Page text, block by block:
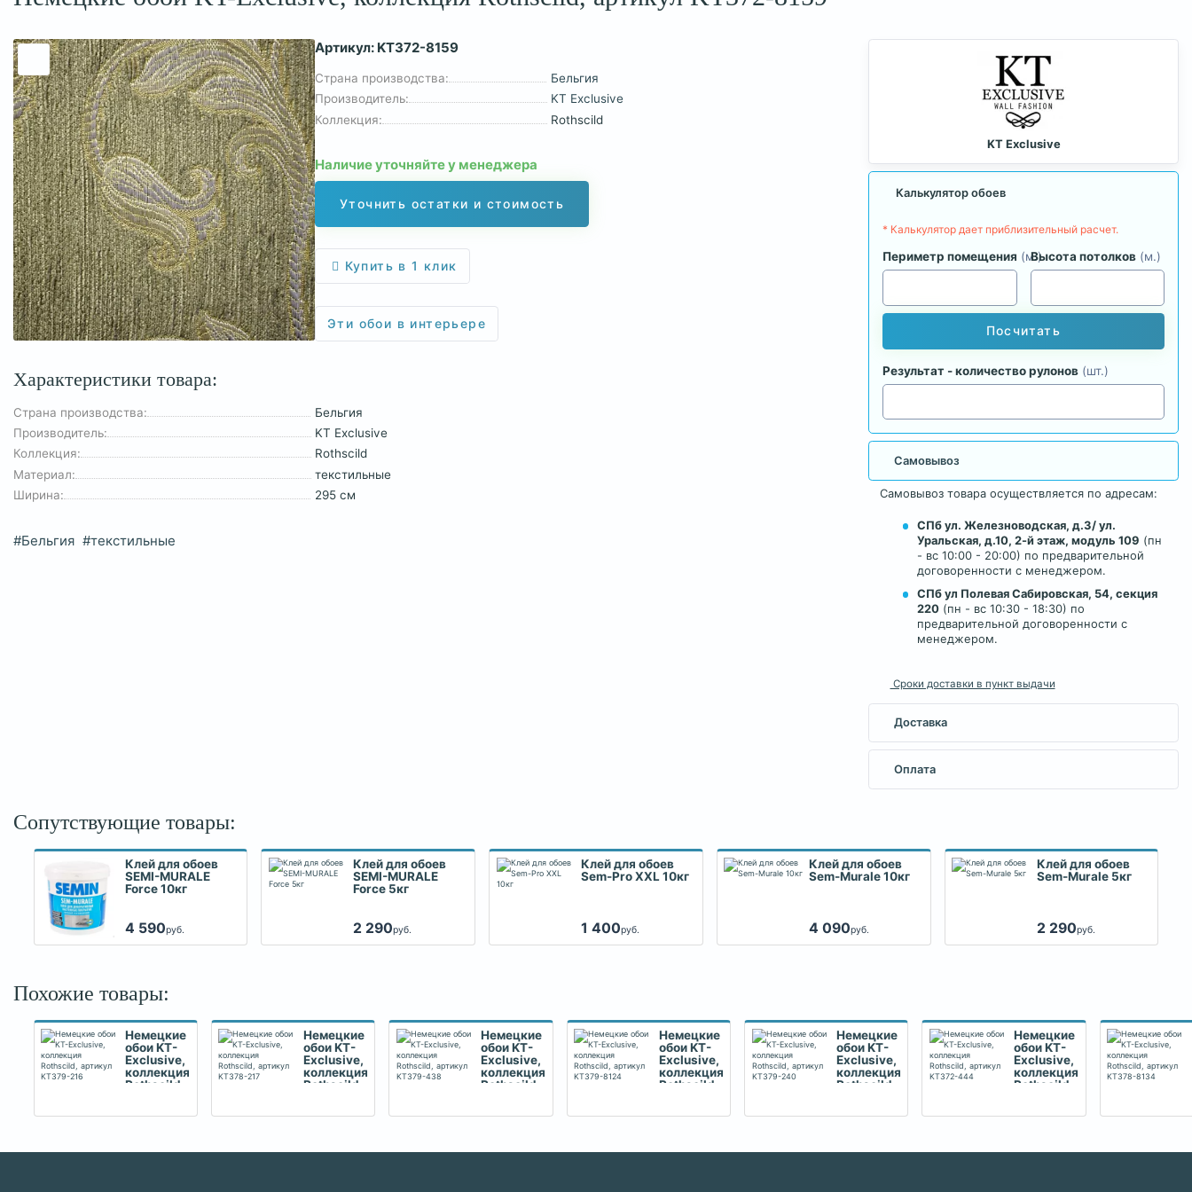
Артикул: KT372-8159
Страна производства:
Бельгия
Производитель:
KT Exclusive
Коллекция:
Rothscild
Наличие уточняйте у менеджера
Уточнить остатки и стоимость
Купить в 1 клик
Эти обои в интерьере
Характеристики товара:
Страна производства:
Бельгия
Производитель:
KT Exclusive
Коллекция:
Rothscild
Материал:
текстильные
Ширина:
295 см
#Бельгия #текстильные
KT Exclusive
Калькулятор обоев
* Калькулятор дает приблизительный расчет.
Периметр помещения (м.)Высота потолков (м.)
Посчитать
Результат - количество рулонов (шт.)
Самовывоз
Самовывоз товара осуществляется по адресам:
СПб ул. Железноводская, д.3/ ул.
Уральская, д.10, 2-й этаж, модуль 109 (пн
- вс 10:00 - 20:00) по предварительной
договоренности с менеджером.
СПб ул Полевая Сабировская, 54, секция
220 (пн - вс 10:30 - 18:30) по
предварительной договоренности с
менеджером.
Сроки доставки в пункт выдачи
Доставка
Оплата
Сопутствующие товары:
Клей для обоев
SEMI-MURALE
Force 10кг
4 590руб.
Клей для обоев
SEMI-MURALE
Force 5кг
2 290руб.
Клей для обоев
Sem-Pro XXL 10кг
1 400руб.
Клей для обоев
Sem-Murale 10кг
4 090руб.
Клей для обоев
Sem-Murale 5кг
2 290руб.
Похожие товары:
Немецкие
обои KT-
Exclusive,
коллекция
Rothscild,
Немецкие
обои KT-
Exclusive,
коллекция
Rothscild,
Немецкие
обои KT-
Exclusive,
коллекция
Rothscild,
Немецкие
обои KT-
Exclusive,
коллекция
Rothscild,
Немецкие
обои KT-
Exclusive,
коллекция
Rothscild,
Немецкие
обои KT-
Exclusive,
коллекция
Rothscild,